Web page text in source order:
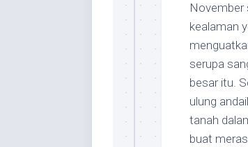
November
kealaman
serupa
besar itu.
ulung
tanah
buat